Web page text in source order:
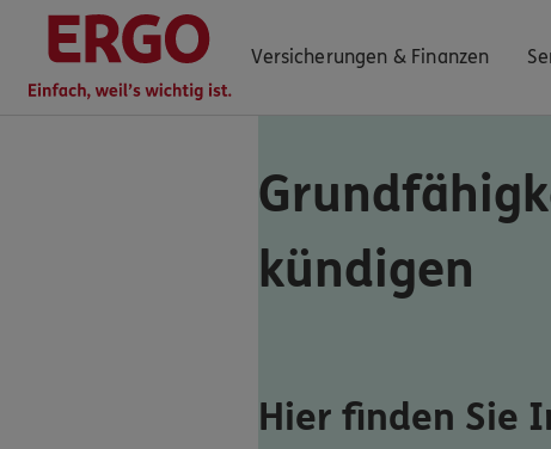
Versicherungen & Finanzen
Mo–Sa 7–20 Uhr (gebührenfrei)kündigen
Hier finden Sie